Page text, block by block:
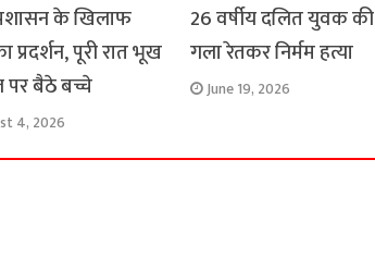
के खिलाफ
प्रदर्शन, पूरी रात भूख
पर बैठे बच्चे
4, 2026
26 वर्षीय दलित युवक की
गला रेतकर निर्मम हत्या
June 19, 2026